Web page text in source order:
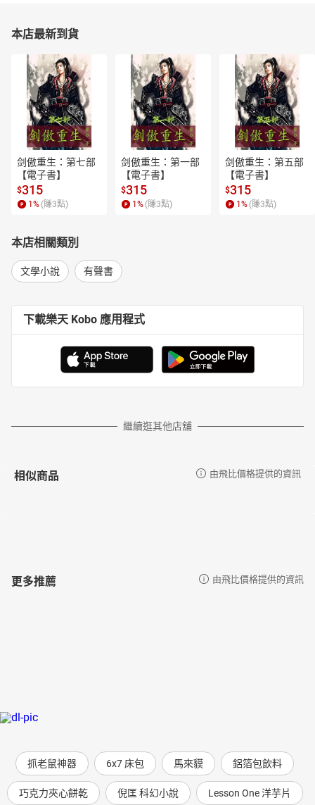
本店最新到貨
剑傲重生：第七部
【電子書】
$315
1 % (賺3點)
剑傲重生：第一部
【電子書】
$315
1 % (賺3點)
剑傲重生：第五部
【電子書】
$315
1 % (賺3點)
本店相關類別
文學小說 有聲書
下載樂天 Kobo 應用程式
繼續逛其他店舖
相似商品 由飛比價格提供的資訊
更多推薦 由飛比價格提供的資訊
抓老鼠神器 6x7 床包 馬來貘 鋁箔包飲料
巧克力夾心餅乾 倪匡 科幻小說 Lesson One 洋芋片